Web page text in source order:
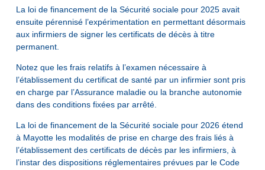
La loi de financement de la Sécurité sociale pour 2025 avait
ensuite pérennisé l’expérimentation en permettant désormais
aux infirmiers de signer les certificats de décès à titre
permanent.
Notez que les frais relatifs à l’examen nécessaire à
l’établissement du certificat de santé par un infirmier sont pris
en charge par l’Assurance maladie ou la branche autonomie
dans des conditions fixées par arrêté.
La loi de financement de la Sécurité sociale pour 2026 étend
à Mayotte les modalités de prise en charge des frais liés à
l’établissement des certificats de décès par les infirmiers, à
l’instar des dispositions réglementaires prévues par le Code